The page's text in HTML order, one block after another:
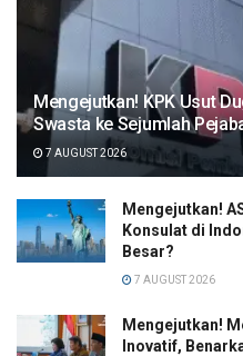
Mengejutkan! KPK Usut
Swasta ke Sejumlah
7 AUGUST 2026
Mengejutkan!
Konsulat di
Besar?
7 AUGUST 2026
Mengejutkan!
Inovatif,